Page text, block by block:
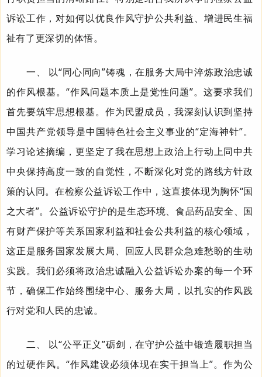
诉讼工作，对如何以优良作风守护公共利益、增进民生福
祉有了更深切的体悟。
一、 以“同心同向”铸魂，在服务大局中淬炼政治忠诚
的作风根基。 “作风问题本质上是党性问题”。这要求我们
首先要筑牢思想根基。作为民盟成员，我深刻认识到坚持
中国共产党领导是中国特色社会主义事业的“定海神针”。
学习论述摘编，更坚定了我在思想上政治上行动上同中共
中央保持高度一致的自觉性，不断深化对党的路线方针政
策的认同。在检察公益诉讼工作中，这直接体现为胸怀“国
之大者”。公益诉讼守护的是生态环境、食品药品安全、国
有财产保护等关系国家利益和社会公共利益的核心领域，
这正是服务国家发展大局、回应人民群众急难愁盼的生动
实践。我们必须将政治忠诚融入公益诉讼办案的每一个环
节，确保工作始终围绕中心、服务大局，以扎实的作风践
行对党和人民的忠诚。
二、 以“公平正义”砺剑，在守护公益中锻造履职担当
的过硬作风。 “作风建设必须体现在实干担当上”。作为公